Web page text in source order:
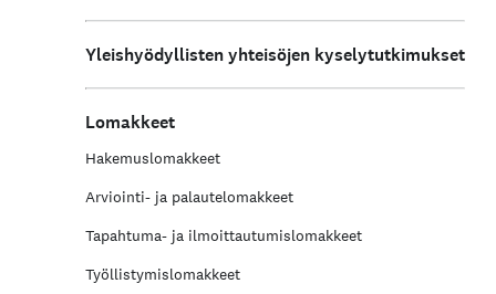
Yleishyödyllisten yhteisöjen kyselytutkimukset
Lomakkeet
Hakemuslomakkeet
Arviointi- ja palautelomakkeet
Tapahtuma- ja ilmoittautumislomakkeet
Työllistymislomakkeet